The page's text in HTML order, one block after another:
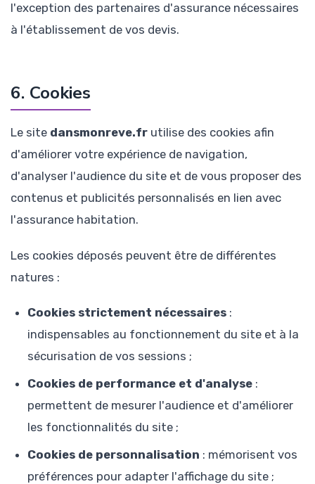
l'exception des partenaires d'assurance nécessaires
à l'établissement de vos devis.
6. Cookies
Le site dansmonreve.fr utilise des cookies afin
d'améliorer votre expérience de navigation,
d'analyser l'audience du site et de vous proposer des
contenus et publicités personnalisés en lien avec
l'assurance habitation.
Les cookies déposés peuvent être de différentes
natures :
Cookies strictement nécessaires :
indispensables au fonctionnement du site et à la
sécurisation de vos sessions ;
Cookies de performance et d'analyse :
permettent de mesurer l'audience et d'améliorer
les fonctionnalités du site ;
Cookies de personnalisation : mémorisent vos
préférences pour adapter l'affichage du site ;